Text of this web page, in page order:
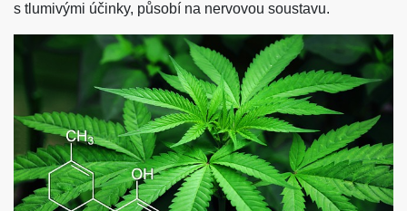
s tlumivými účinky, působí na nervovou soustavu.